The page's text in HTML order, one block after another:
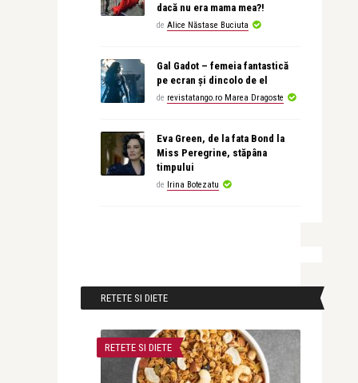
dacă nu era mama mea?!
de Alice Năstase Buciuta
Gal Gadot – femeia fantastică
pe ecran și dincolo de el
de revistatango.ro Marea Dragoste
Eva Green, de la fata Bond la
Miss Peregrine, stăpâna
timpului
de Irina Botezatu
RETETE SI DIETE
RETETE SI DIETE